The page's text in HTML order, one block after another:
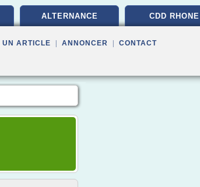
ALTERNANCE CDD RHONE
UN ARTICLE ANNONCER CONTACT